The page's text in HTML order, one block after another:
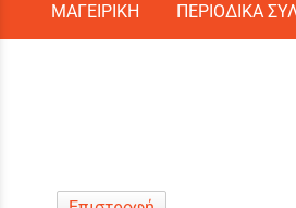
ΜΑΓΕΙΡΙΚΗ ΠΕΡΙΟΔΙΚΑ